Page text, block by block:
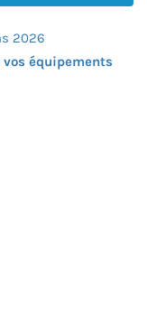
2026
vos équipements